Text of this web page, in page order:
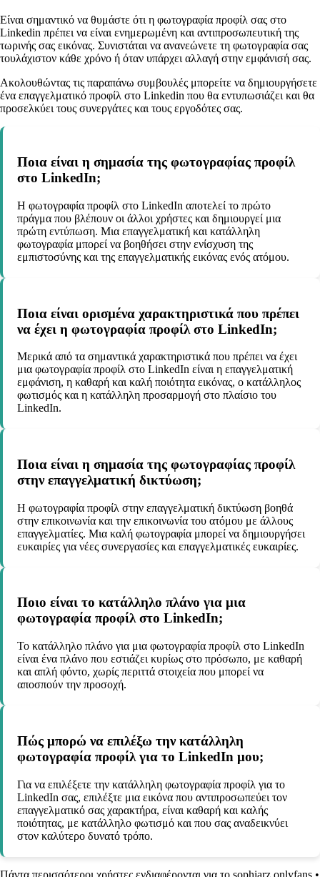
Είναι σημαντικό να θυμάστε ότι η φωτογραφία προφίλ σας στο
Linkedin πρέπει να είναι ενημερωμένη και αντιπροσωπευτική της
τωρινής σας εικόνας. Συνιστάται να ανανεώνετε τη φωτογραφία σας
τουλάχιστον κάθε χρόνο ή όταν υπάρχει αλλαγή στην εμφάνισή σας.
Ακολουθώντας τις παραπάνω συμβουλές μπορείτε να δημιουργήσετε
ένα επαγγελματικό προφίλ στο Linkedin που θα εντυπωσιάζει και θα
προσελκύει τους συνεργάτες και τους εργοδότες σας.
Ποια είναι η σημασία της φωτογραφίας προφίλ
στο LinkedIn;
Η φωτογραφία προφίλ στο LinkedIn αποτελεί το πρώτο
πράγμα που βλέπουν οι άλλοι χρήστες και δημιουργεί μια
πρώτη εντύπωση. Μια επαγγελματική και κατάλληλη
φωτογραφία μπορεί να βοηθήσει στην ενίσχυση της
εμπιστοσύνης και της επαγγελματικής εικόνας ενός ατόμου.
Ποια είναι ορισμένα χαρακτηριστικά που πρέπει
να έχει η φωτογραφία προφίλ στο LinkedIn;
Μερικά από τα σημαντικά χαρακτηριστικά που πρέπει να έχει
μια φωτογραφία προφίλ στο LinkedIn είναι η επαγγελματική
εμφάνιση, η καθαρή και καλή ποιότητα εικόνας, ο κατάλληλος
φωτισμός και η κατάλληλη προσαρμογή στο πλαίσιο του
LinkedIn.
Ποια είναι η σημασία της φωτογραφίας προφίλ
στην επαγγελματική δικτύωση;
Η φωτογραφία προφίλ στην επαγγελματική δικτύωση βοηθά
στην επικοινωνία και την επικοινωνία του ατόμου με άλλους
επαγγελματίες. Μια καλή φωτογραφία μπορεί να δημιουργήσει
ευκαιρίες για νέες συνεργασίες και επαγγελματικές ευκαιρίες.
Ποιο είναι το κατάλληλο πλάνο για μια
φωτογραφία προφίλ στο LinkedIn;
Το κατάλληλο πλάνο για μια φωτογραφία προφίλ στο LinkedIn
είναι ένα πλάνο που εστιάζει κυρίως στο πρόσωπο, με καθαρή
και απλή φόντο, χωρίς περιττά στοιχεία που μπορεί να
αποσπούν την προσοχή.
Πώς μπορώ να επιλέξω την κατάλληλη
φωτογραφία προφίλ για το LinkedIn μου;
Για να επιλέξετε την κατάλληλη φωτογραφία προφίλ για το
LinkedIn σας, επιλέξτε μια εικόνα που αντιπροσωπεύει τον
επαγγελματικό σας χαρακτήρα, είναι καθαρή και καλής
ποιότητας, με κατάλληλο φωτισμό και που σας αναδεικνύει
στον καλύτερο δυνατό τρόπο.
Πάντα περισσότεροι χρήστες ενδιαφέρονται για το sophiarz onlyfans •